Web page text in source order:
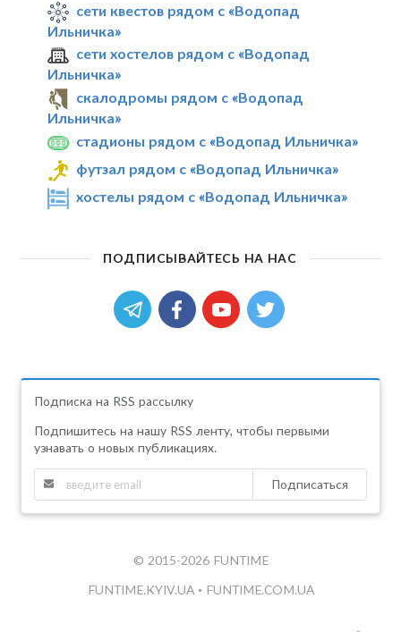
сети квестов рядом с «Водопад
Ильничка»
сети хостелов рядом с «Водопад
Ильничка»
скалодромы рядом с «Водопад
Ильничка»
стадионы рядом с «Водопад Ильничка»
футзал рядом с «Водопад Ильничка»
хостелы рядом с «Водопад Ильничка»
ПОДПИСЫВАЙТЕСЬ НА НАС
Подписка на RSS рассылку
Подпишитесь на нашу RSS ленту, чтобы первыми
узнавать о новых публикациях.
Подписаться
© 2015-2026 FUNTIME
FUNTIME.KYIV.UA • FUNTIME.COM.UA